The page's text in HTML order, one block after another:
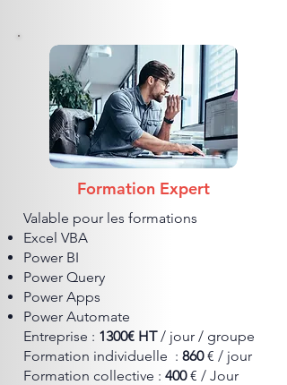
Formation Expert
​Valable pour les formations
Excel VBA
Power BI
Power Query
Power Apps
Power Automate
Entreprise : 1300€ HT/ jour / groupe
​Formation individuelle : 860€ / jour
Formation collective : 400€ / Jour